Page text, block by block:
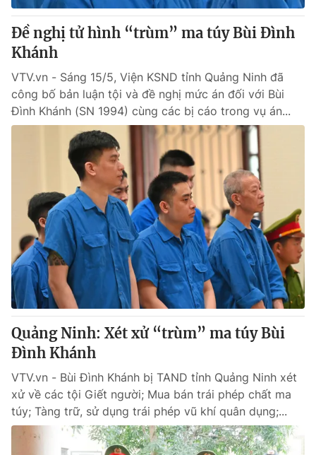
Đề nghị tử hình “trùm” ma túy Bùi Đình
Khánh
VTV.vn - Sáng 15/5, Viện KSND tỉnh Quảng Ninh đã
công bố bản luận tội và đề nghị mức án đối với Bùi
Đình Khánh (SN 1994) cùng các bị cáo trong vụ án...
Quảng Ninh: Xét xử “trùm” ma túy Bùi
Đình Khánh
VTV.vn - Bùi Đình Khánh bị TAND tỉnh Quảng Ninh xét
xử về các tội Giết người; Mua bán trái phép chất ma
túy; Tàng trữ, sử dụng trái phép vũ khí quân dụng;...